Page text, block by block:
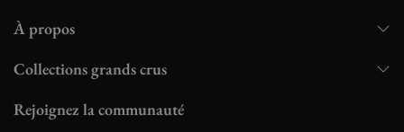
À propos
Collections grands crus
Rejoignez la communauté